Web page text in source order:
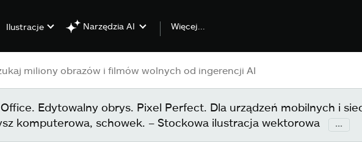
Ilustracje Narzędzia AI Więcej...
Edytowalny obrys. Pixel Perfect. Dla urządzeń mobilnych i
komputerowa, schowek. – Stockowa ilustracja wektorowa
...